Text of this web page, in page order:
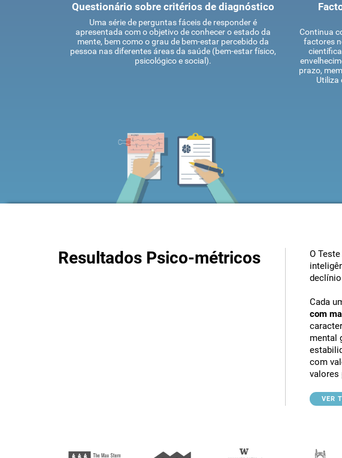
Questionário sobre critérios de diagnóstico
Uma série de perguntas fáceis de responder é
apresentada com o objetivo de conhecer o estado da
mente, bem como o grau de bem-estar percebido da
pessoa nas diferentes áreas da saúde (bem-estar físico,
psicológico e social).
Continua
factores
prazo,
Utiliza
Resultados Psico-métricos
O
Cada
com
mental
com
valores
VER